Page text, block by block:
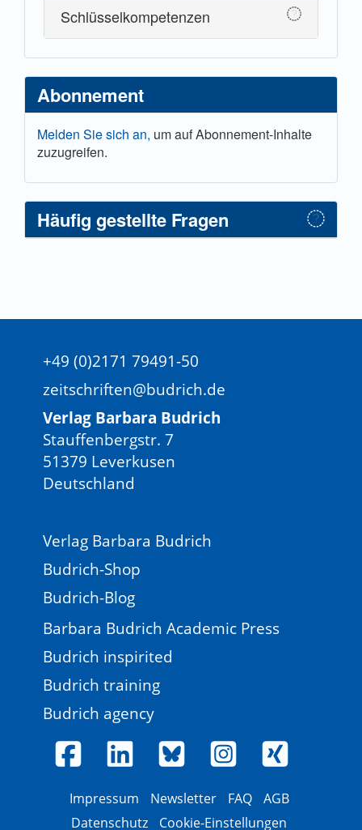
Schlüsselkompetenzen
Abonnement
Melden Sie sich an, um auf Abonnement-Inhalte
zuzugreifen.
Häufig gestellte Fragen
+49 (0)2171 79491-50
zeitschriften@budrich.de
Verlag Barbara Budrich
Stauffenbergstr. 7
51379 Leverkusen
Deutschland
Verlag Barbara Budrich
Budrich-Shop
Budrich-Blog
Barbara Budrich Academic Press
Budrich inspirited
Budrich training
Budrich agency
Impressum Newsletter FAQ
AGB
Datenschutz
Cookie-Einstellungen